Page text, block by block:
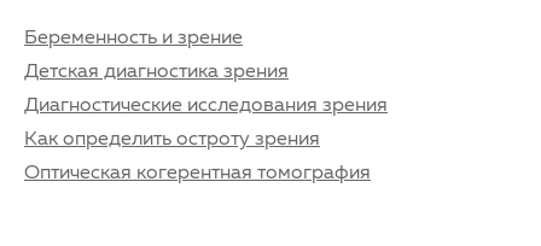
Беременность и зрение
Детская диагностика зрения
Диагностические исследования зрения
Как определить остроту зрения
Оптическая когерентная томография